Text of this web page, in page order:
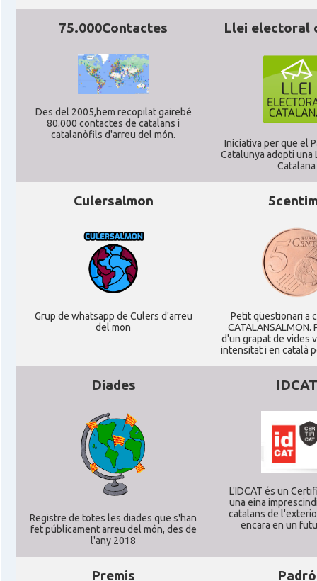
Casal Català de Frankfurt
Casal Català de Stuttgart, Stuttcat
Catalanets E.V.
Centre Català de Munic
Casal Centre Cultural Català de Colònia
Katalanischer Salon, e. V.
Oficina Exterior de Catalunya a
Delegació del Govern a Alemanya
Consolat general a Dusseldorf
Consolat Consolat general a Frankfurt am
Consolat general a Hamburg
Consolat Consolat general a Munich
Consolat Consolat general a Stuttgart
75.000Contactes
Des del 2005,hem recopilat gairebé
80.000 contactes de catalans i
catalanòfils d'arreu del món.
Llei electoral
Iniciativa per que el
Catalunya adopti una
Catalana
Culersalmon
Grup de whatsapp de Culers d'arreu
del mon
Petit qüestionari a
CATALANSALMON.
d'un grapat de vides
intensitat i en català
Diades
Registre de totes les diades que s'han
fet públicament arreu del món, des de
l'any 2018
IDCAT
L'IDCAT és un
una eina
catalans de
encara en un
Premis Padró